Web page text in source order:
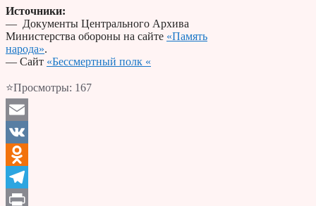
Источники:
— Документы Центрального Архива
Министерства обороны на сайте «Память
народа».
— Сайт «Бессмертный полк «
⭐Просмотры: 167
Email
VK
Odnoklassniki
Telegram